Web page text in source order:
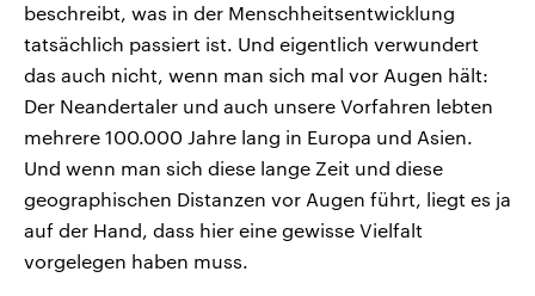
beschreibt, was in der Menschheitsentwicklung
tatsächlich passiert ist. Und eigentlich verwundert
das auch nicht, wenn man sich mal vor Augen hält:
Der Neandertaler und auch unsere Vorfahren lebten
mehrere 100.000 Jahre lang in Europa und Asien.
Und wenn man sich diese lange Zeit und diese
geographischen Distanzen vor Augen führt, liegt es ja
auf der Hand, dass hier eine gewisse Vielfalt
vorgelegen haben muss.